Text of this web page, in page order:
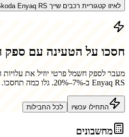
לאיזו קטגוריית רכבים שייך Skoda Enyaq RS?
חסכו על הטעינה עם ספק
מעבר לספק חשמל פרטי יוזיל את
Enyaq RS ב-7%–20%. גלו כמה תחסכו.
התחילו עכשיו לכל החבילות
מחשבונים